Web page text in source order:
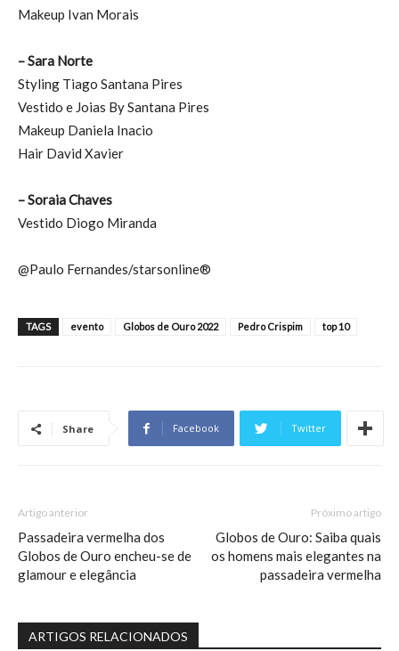
Makeup Ivan Morais
– Sara Norte
Styling Tiago Santana Pires
Vestido e Joias By Santana Pires
Makeup Daniela Inacio
Hair David Xavier
– Soraia Chaves
Vestido Diogo Miranda
@Paulo Fernandes/starsonline®
TAGS evento Globos de Ouro 2022 Pedro Crispim top 10
Share Facebook Twitter
Artigo anterior
Passadeira vermelha dos
Globos de Ouro encheu-se de
glamour e elegância
Próximo artigo
Globos de Ouro: Saiba quais
os homens mais elegantes na
passadeira vermelha
ARTIGOS RELACIONADOS